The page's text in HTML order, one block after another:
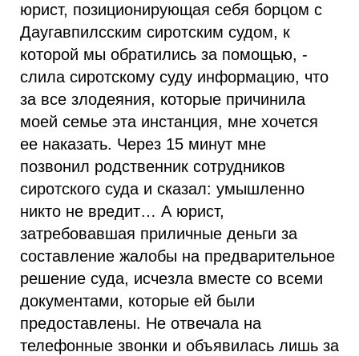
юрист, позиционирующая себя борцом с
Даугавпилсским сиротским судом, к
которой мы обратились за помощью, -
слила сиротскому суду информацию, что
за все злодеяния, которые причинила
моей семье эта инстанция, мне хочется
ее наказать. Через 15 минут мне
позвонил родственник сотрудников
сиротского суда и сказал: умышленно
никто не вредит… А юрист,
затребовавшая приличные деньги за
составление жалобы на предварительное
решение суда, исчезла вместе со всеми
документами, которые ей были
предоставлены. Не отвечала на
телефонные звонки и объявилась лишь за